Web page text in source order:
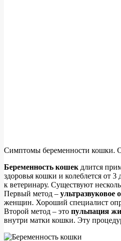
Симптомы беременности кошки.
Беременность кошекдлится
здоровья кошки и колеблется от
к ветеринару. Существуют
Первый метод – ультразвуковое
женщин. Хороший специалист
Второй метод – это пульпация
внутри матки кошки. Эту